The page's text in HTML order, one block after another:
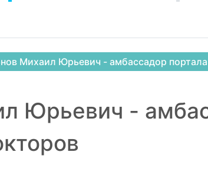
Михаил Юрьевич - амбассадор
Юрьевич -